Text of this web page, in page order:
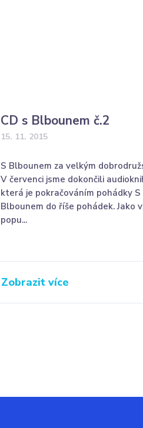
CD s Blbounem č.2
15. 11. 2015
S Blbounem za velkým
V červenci jsme dokončili
která je pokračováním pohádky S
Blbounem do říše pohádek. Jako
popu...
Zobrazit více